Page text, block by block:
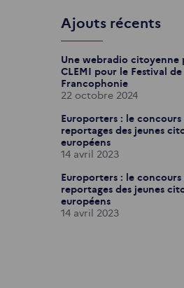
Ajouts récents
Une webradio citoyenne
CLEMI pour le Festival de
Francophonie
22 octobre 2024
Europorters : le concours
reportages des jeunes
européens
14 avril 2023
Europorters : le concours
reportages des jeunes
européens
14 avril 2023